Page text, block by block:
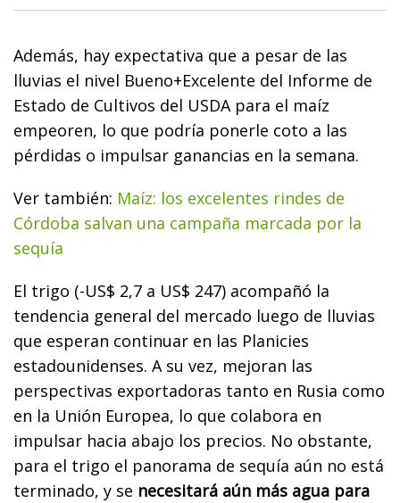
Además, hay expectativa que a pesar de las
lluvias el nivel Bueno+Excelente del Informe de
Estado de Cultivos del USDA para el maíz
empeoren, lo que podría ponerle coto a las
pérdidas o impulsar ganancias en la semana.
Ver también: Maíz: los excelentes rindes de
Córdoba salvan una campaña marcada por la
sequía
El trigo (-US$ 2,7 a US$ 247) acompañó la
tendencia general del mercado luego de lluvias
que esperan continuar en las Planicies
estadounidenses. A su vez, mejoran las
perspectivas exportadoras tanto en Rusia como
en la Unión Europea, lo que colabora en
impulsar hacia abajo los precios. No obstante,
para el trigo el panorama de sequía aún no está
terminado, y se necesitará aún más agua para